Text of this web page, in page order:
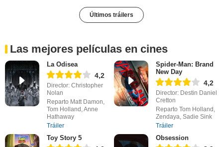
Últimos tráilers
Las mejores películas en cines
La Odisea
4,2
Director: Christopher
Nolan
Reparto Matt Damon,
Tom Holland, Anne
Hathaway
Tráiler
Spider-Man: Brand
New Day
4,2
Director: Destin Daniel
Cretton
Reparto Tom Holland,
Zendaya, Sadie Sink
Tráiler
Toy Story 5 Obsession